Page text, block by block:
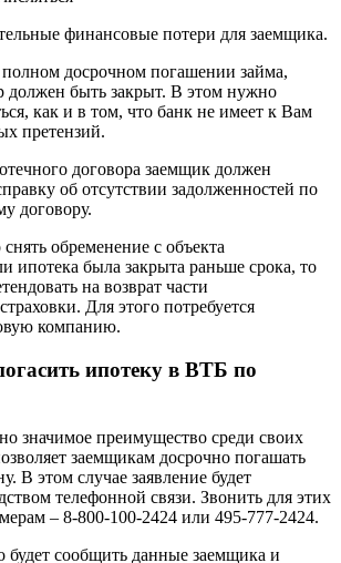
финансовые потери для заемщика.
досрочном погашении займа,
должен быть закрыт. В этом нужно
как и в том, что банк не имеет к Вам
претензий.
договора заемщик должен
об отсутствии задолженностей по
договору.
обременение с объекта
ипотека была закрыта раньше срока, то
на возврат части
Для этого потребуется
компанию.
ипотеку в ВТБ по
значимое преимущество среди своих
заемщикам досрочно погашать
В этом случае заявление будет
телефонной связи. Звонить для этих
– 8-800-100-2424 или 495-777-2424.
сообщить данные заемщика и